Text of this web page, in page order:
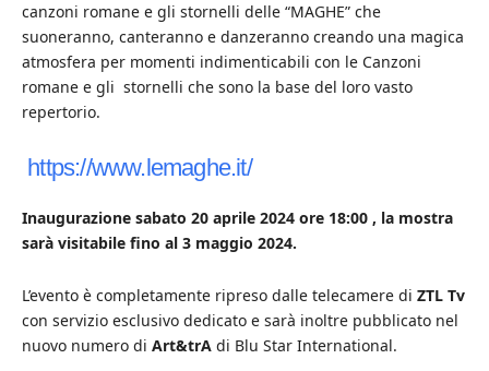
canzoni romane e gli stornelli delle “MAGHE” che
suoneranno, canteranno e danzeranno creando una magica
atmosfera per momenti indimenticabili con le Canzoni
romane e gli stornelli che sono la base del loro vasto
repertorio.
https://www.lemaghe.it/
Inaugurazione sabato 20 aprile 2024 ore 18:00 , la mostra
sarà visitabile fino al 3 maggio 2024.
L’evento è completamente ripreso dalle telecamere di ZTL Tv
con servizio esclusivo dedicato e sarà inoltre pubblicato nel
nuovo numero di Art&trA di Blu Star International.